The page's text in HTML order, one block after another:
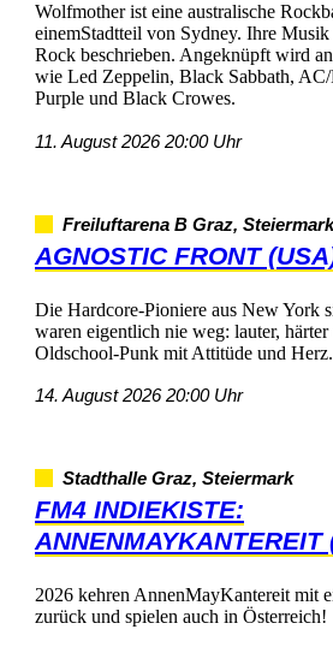
PurpleundBlackCrowes.
11.August202620:00Uhr
FreiluftarenaBGraz,Steiermark
DieHardcore-
Oldschool-PunkmitAttitüdeundHerz.
14.August202620:00Uhr
StadthalleGraz,Steiermark
FM4INDIEKISTE:
zurückundspielenauchinÖsterreich!